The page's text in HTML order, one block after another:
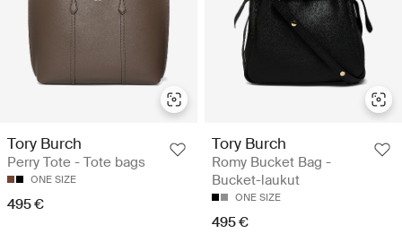
Tory Burch
Perry Tote - Tote bags
ONE SIZE
495 €
Tory Burch
Romy Bucket Bag -
Bucket-laukut
ONE SIZE
495 €